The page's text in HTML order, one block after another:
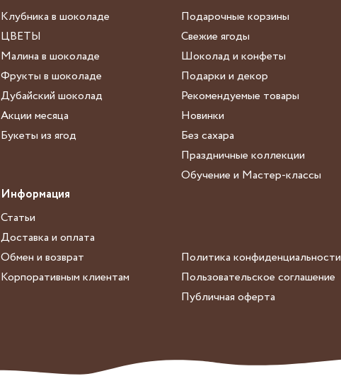
Клубника в шоколаде
ЦВЕТЫ
Малина в шоколаде
Фрукты в шоколаде
Дубайский шоколад
Акции месяца
Букеты из ягод
Информация
Статьи
Доставка и оплата
Обмен и возврат
Корпоративным клиентам
Подарочные корзины
Свежие ягоды
Шоколад и конфеты
Подарки и декор
Рекомендуемые товары
Новинки
Без сахара
Праздничные коллекции
Обучение и Мастер-классы
Политика конфиденциальности
Пользовательское соглашение
Публичная оферта